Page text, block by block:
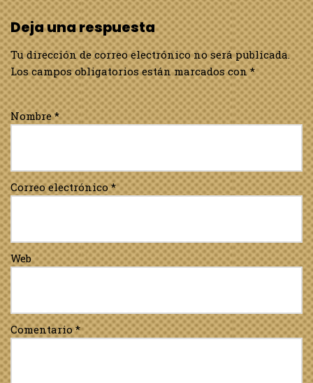
Deja una respuesta
Tu dirección de correo electrónico no será publicada.
Los campos obligatorios están marcados con*
Nombre*
Correo electrónico*
Web
Comentario*